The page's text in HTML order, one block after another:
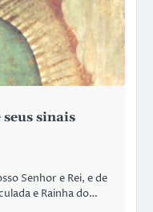
sinais
Senhor e Rei, e de
e Rainha do…